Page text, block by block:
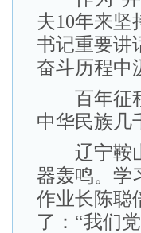
夫10年来坚
书记重要讲
奋斗历程中
百年征程
中华民族几
辽宁鞍山
器轰鸣。学
作业长陈聪
了：“我们